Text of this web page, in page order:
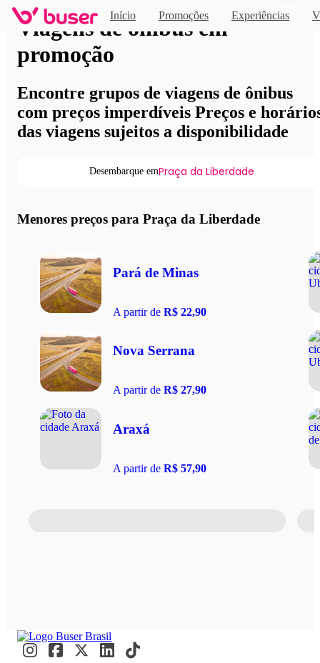
Início Promoções Experiências
Viagens de ônibus em
promoção
Encontre grupos de viagens de ônibus
com preços imperdíveis Preços e
das viagens sujeitos a disponibilidade
Desembarque emPraça da Liberdade
Menores preços para Praça da Liberdade
Pará de Minas
A partir de R$ 22,90
Nova Serrana
A partir de R$ 27,90
Araxá
A partir de R$ 57,90